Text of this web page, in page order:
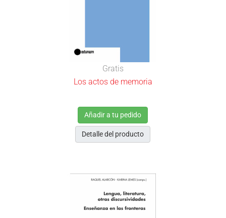
Gratis
Los actos de memoria
Añadir a tu pedido
Detalle del producto